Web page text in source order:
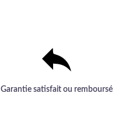
Garantie satisfait ou remboursé